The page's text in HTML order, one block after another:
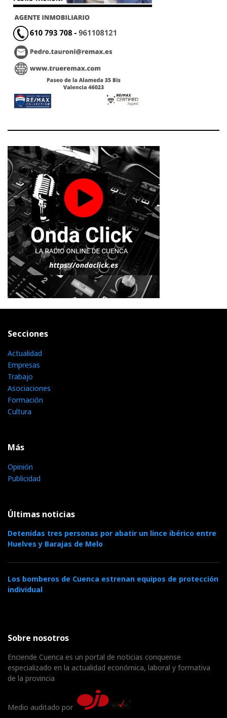
Secciones
Actualidad
Empresas
Trabajo
Asociaciones
Formación
Cultura
Más
Opinión
Publicidad
Últimas noticias
Detenidas tres personas por abatir un lince ibérico entre
Huelves y Barajas de Melo
Los bomberos de Cuenca estrenan equipos de protección
individual
Sobre nosotros
Enciende Cuenca es un portal de noticias conquense
especializado en la actualidad económica, laboral y formativa
de la provincia
Medio auditado por